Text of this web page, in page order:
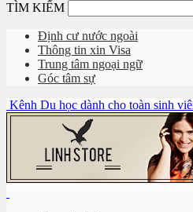
TÌM KIẾM
Định cư nước ngoài
Thông tin xin Visa
Trung tâm ngoại ngữ
Góc tâm sự
Kênh Du học dành cho toàn sinh